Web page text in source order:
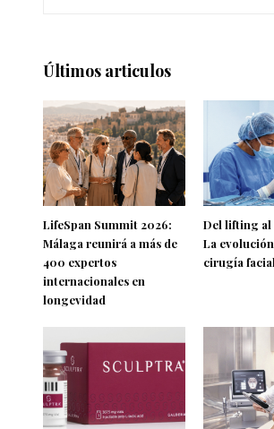
Últimos articulos
LifeSpan Summit 2026:
Málaga reunirá a más de
400 expertos
internacionales en
longevidad
Del lifting
La
cirugía facial